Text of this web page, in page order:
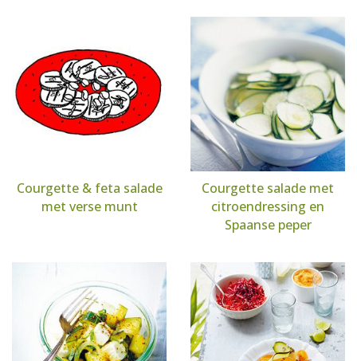
Courgette & feta salade
met verse munt
Courgette salade met
citroendressing en
Spaanse peper